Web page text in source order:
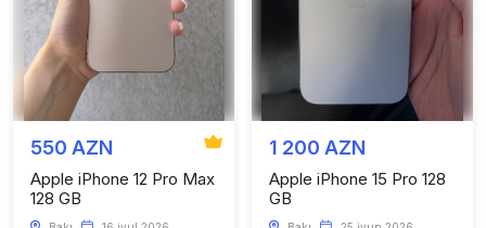
550 AZN
Apple iPhone 12 Pro Max
128 GB
1 200 AZN
Apple iPhone 15 Pro 128
GB